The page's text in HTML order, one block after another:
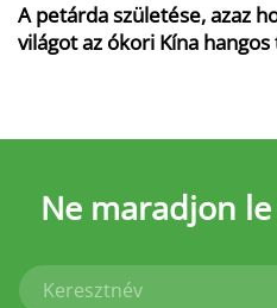
A petárda születése, azaz
világot az ókori Kína hangos
Ne maradjon le